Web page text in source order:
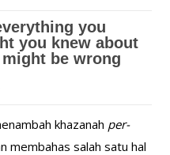
khazanah per-
membahas salah satu hal